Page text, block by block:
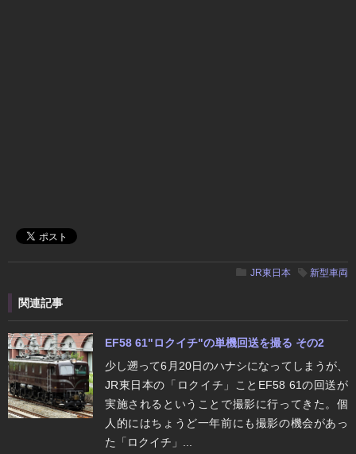
JR東日本 新型車両
関連記事
EF58 61"ロクイチ"の単機回送を撮る その2
少し遡って6月20日のハナシになってしまうが、
JR東日本の「ロクイチ」ことEF58 61の回送が
実施されるということで撮影に行ってきた。個
人的にはちょうど一年前にも撮影の機会があっ
た「ロクイチ」...